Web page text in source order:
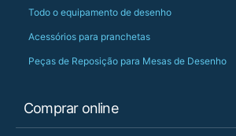
Todo o equipamento de desenho
Acessórios para pranchetas
Peças de Reposição para Mesas de Desenho
Comprar online